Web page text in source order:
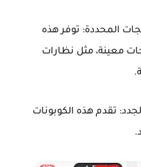
المحددة: توفر هذه
معينة، مثل نظارات
تقدم هذه الكوبونات